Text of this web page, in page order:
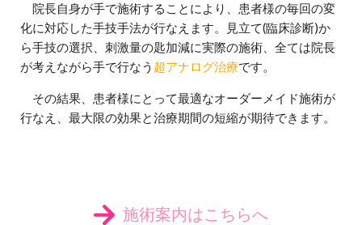
院長自身が手で施術することにより、患者様の毎回の変
化に対応した手技手法が行なえます。見立て(臨床診断)か
ら手技の選択、刺激量の匙加減に実際の施術、全ては院長
が考えながら手で行なう 超アナログ治療です。
その結果、患者様にとって最適なオーダーメイド施術が
行なえ、最大限の効果と治療期間の短縮が期待できます。
施術案内はこちらへ